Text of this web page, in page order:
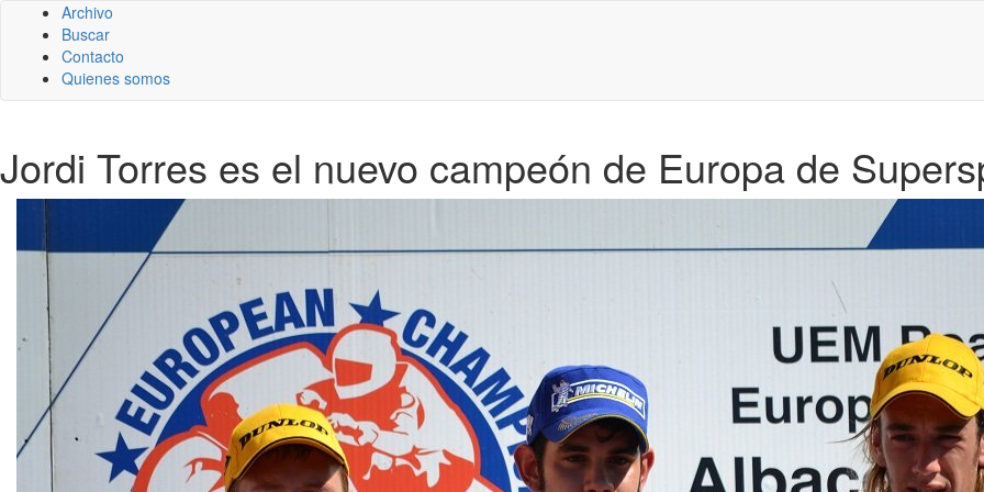
Archivo
Buscar
Contacto
Quienes somos
Jordi Torres es el nuevo campeón de Europa de